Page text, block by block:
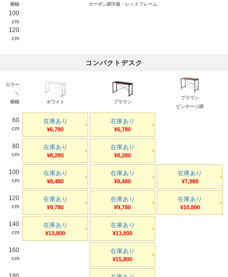
横幅
カーボン調天板・レッドフレーム
100
cm
120
cm
コンパクトデスク
カラー
＼
横幅
ホワイト ブラウン
ブラウン
ビンテージ調
60
cm
在庫あり
¥6,780
在庫あり
¥6,780
80
cm
在庫あり
¥8,280
在庫あり
¥8,280
100
cm
在庫あり
¥8,480
在庫あり
¥8,480
在庫あり
¥7,980
120
cm
在庫あり
¥9,780
在庫あり
¥9,780
在庫あり
¥10,800
140
cm
在庫あり
¥13,800
在庫あり
¥13,800
160
cm
在庫あり
¥15,800